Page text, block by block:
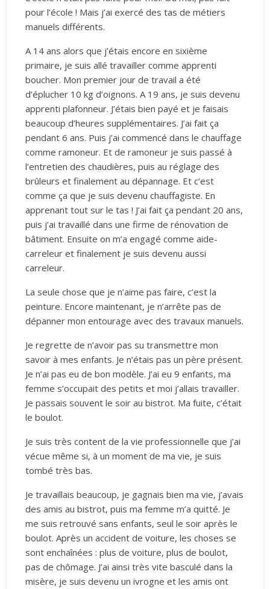
pour l’école ! Mais j’ai exercé des tas de métiers
manuels différents.
A 14 ans alors que j’étais encore en sixième
primaire, je suis allé travailler comme apprenti
boucher. Mon premier jour de travail a été
d’éplucher 10 kg d’oignons. A 19 ans, je suis devenu
apprenti plafonneur. J’étais bien payé et je faisais
beaucoup d’heures supplémentaires. J’ai fait ça
pendant 6 ans. Puis j’ai commencé dans le chauffage
comme ramoneur. Et de ramoneur je suis passé à
l’entretien des chaudières, puis au réglage des
brûleurs et finalement au dépannage. Et c‘est
comme ça que je suis devenu chauffagiste. En
apprenant tout sur le tas ! J’ai fait ça pendant 20 ans,
puis j’ai travaillé dans une firme de rénovation de
bâtiment. Ensuite on m’a engagé comme aide-
carreleur et finalement je suis devenu aussi
carreleur.
La seule chose que je n’aime pas faire, c’est la
peinture. Encore maintenant, je n’arrête pas de
dépanner mon entourage avec des travaux manuels.
Je regrette de n’avoir pas su transmettre mon
savoir à mes enfants. Je n’étais pas un père présent.
Je n’ai pas eu de bon modèle. J’ai eu 9 enfants, ma
femme s’occupait des petits et moi j’allais travailler.
Je passais souvent le soir au bistrot. Ma fuite, c’était
le boulot.
Je suis très content de la vie professionnelle que j’ai
vécue même si, à un moment de ma vie, je suis
tombé très bas.
Je travaillais beaucoup, je gagnais bien ma vie, j’avais
des amis au bistrot, puis ma femme m’a quitté. Je
me suis retrouvé sans enfants, seul le soir après le
boulot. Après un accident de voiture, les choses se
sont enchaînées : plus de voiture, plus de boulot,
pas de chômage. J’ai ainsi très vite basculé dans la
misère, je suis devenu un ivrogne et les amis ont